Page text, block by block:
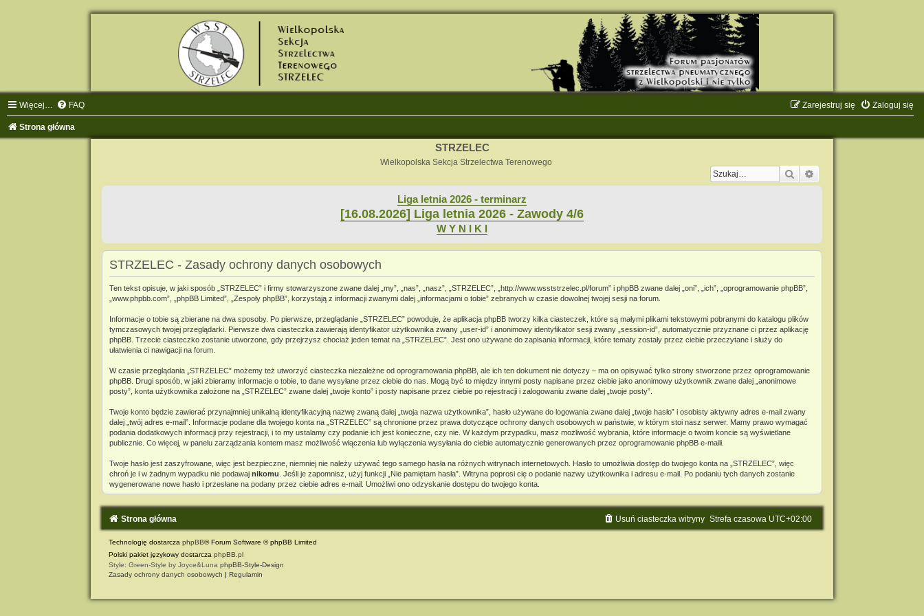
Więcej… FAQ Zaloguj się
Zarejestruj się
Strona główna
STRZELEC
Wielkopolska Sekcja Strzelectwa Terenowego
Szukaj
Liga letnia 2026 - terminarz
[16.08.2026] Liga letnia 2026 - Zawody 4/6
W Y N I K I
STRZELEC - Zasady ochrony danych osobowych
Ten tekst opisuje, w jaki sposób „STRZELEC” i firmy stowarzyszone zwane dalej „my”, „nas”, „nasz”, „STRZELEC”, „http://www.wsststrzelec.pl/forum” i phpBB zwane dalej „oni”, „ich”, „oprogramowanie phpBB”,
„www.phpbb.com”, „phpBB Limited”, „Zespoły phpBB”, korzystają z informacji zwanymi dalej „informacjami o tobie” zebranych w czasie dowolnej twojej sesji na forum.
Informacje o tobie są zbierane na dwa sposoby. Po pierwsze, przeglądanie „STRZELEC” powoduje, że aplikacja phpBB tworzy kilka ciasteczek, które są małymi plikami tekstowymi pobranymi do katalogu plików
tymczasowych twojej przeglądarki. Pierwsze dwa ciasteczka zawierają identyfikator użytkownika zwany „user-id” i anonimowy identyfikator sesji zwany „session-id”, automatycznie przyznane ci przez aplikację
phpBB. Trzecie ciasteczko zostanie utworzone, gdy przejrzysz chociaż jeden temat na „STRZELEC”. Jest ono używane do zapisania informacji, które tematy zostały przez ciebie przeczytane i służy do
ułatwienia ci nawigacji na forum.
W czasie przeglądania „STRZELEC” możemy też utworzyć ciasteczka niezależne od oprogramowania phpBB, ale ich ten dokument nie dotyczy – ma on opisywać tylko strony stworzone przez oprogramowanie
phpBB. Drugi sposób, w jaki zbieramy informacje o tobie, to dane wysyłane przez ciebie do nas. Mogą być to między innymi posty napisane przez ciebie jako anonimowy użytkownik zwane dalej „anonimowe
posty”, konta użytkownika założone na „STRZELEC” zwane dalej „twoje konto” i posty napisane przez ciebie po rejestracji i zalogowaniu zwane dalej „twoje posty”.
Twoje konto będzie zawierać przynajmniej unikalną identyfikacyjną nazwę zwaną dalej „twoja nazwa użytkownika”, hasło używane do logowania zwane dalej „twoje hasło” i osobisty aktywny adres e-mail zwany
dalej „twój adres e-mail”. Informacje podane dla twojego konta na „STRZELEC” są chronione przez prawa dotyczące ochrony danych osobowych w państwie, w którym stoi nasz serwer. Mamy prawo wymagać
podania dodatkowych informacji przy rejestracji, i to my ustalamy czy podanie ich jest konieczne, czy nie. W każdym przypadku, masz możliwość wybrania, które informacje o twoim koncie są wyświetlane
publicznie. Co więcej, w panelu zarządzania kontem masz możliwość włączenia lub wyłączenia wysyłania do ciebie automatycznie generowanych przez oprogramowanie phpBB e-maili.
Twoje hasło jest zaszyfrowane, więc jest bezpieczne, niemniej nie należy używać tego samego hasła na różnych witrynach internetowych. Hasło to umożliwia dostęp do twojego konta na „STRZELEC”, więc
chroń je i w żadnym wypadku nie podawaj nikomu . Jeśli je zapomnisz, użyj funkcji „Nie pamiętam hasła”. Witryna poprosi cię o podanie nazwy użytkownika i adresu e-mail. Po podaniu tych danych zostanie
wygenerowane nowe hasło i przesłane na podany przez ciebie adres e-mail. Umożliwi ono odzyskanie dostępu do twojego konta.
Strona główna Strefa czasowa UTC+02:00
Usuń ciasteczka witryny
Technologię dostarcza phpBB® Forum Software © phpBB Limited
Polski pakiet językowy dostarcza phpBB.pl
Style: Green-Style by Joyce&Luna phpBB-Style-Design
Zasady ochrony danych osobowych | Regulamin